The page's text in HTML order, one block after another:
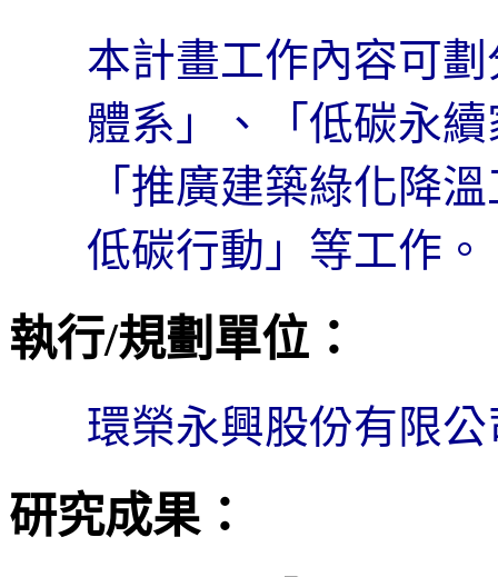
本計畫工作內容可
體系」、「低碳永
「推廣建築綠化降
低碳行動」等工作。
執行/規劃單位：
環榮永興股份有限公
研究成果：